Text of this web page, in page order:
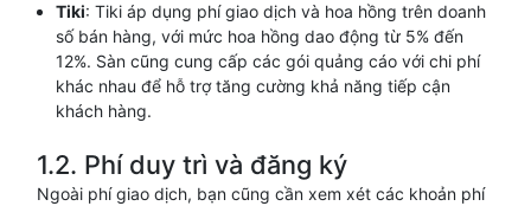
Tiki: Tiki áp dụng phí giao dịch và hoa hồng trên doanh
số bán hàng, với mức hoa hồng dao động từ 5% đến
12%. Sàn cũng cung cấp các gói quảng cáo với chi phí
khác nhau để hỗ trợ tăng cường khả năng tiếp cận
khách hàng.
1.2. Phí duy trì và đăng ký
Ngoài phí giao dịch, bạn cũng cần xem xét các khoản phí